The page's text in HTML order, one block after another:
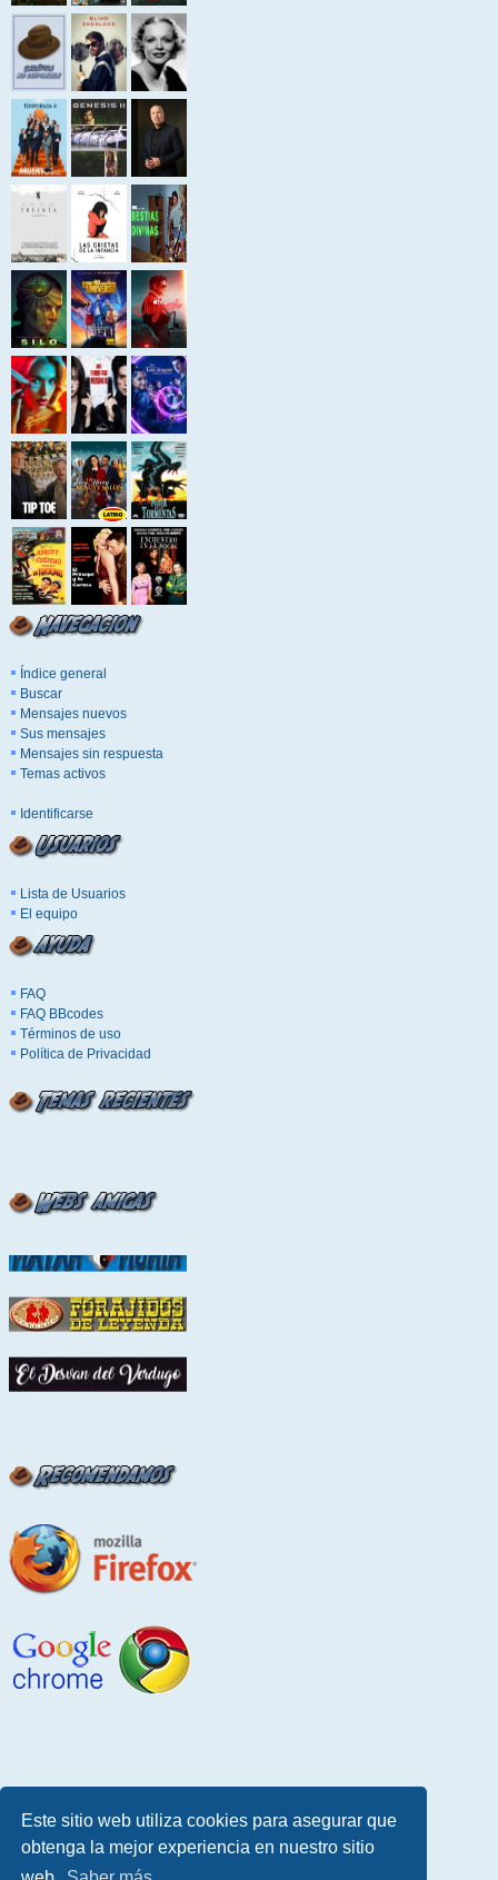
Este sitio web utiliza cookies para asegurar que
obtenga la mejor experiencia en nuestro sitio
Índice general
Buscar
Mensajes nuevos
Sus mensajes
Mensajes sin respuesta
Temas activos
Identificarse
Lista de Usuarios
El equipo
FAQ
FAQ BBcodes
Términos de uso
Política de Privacidad